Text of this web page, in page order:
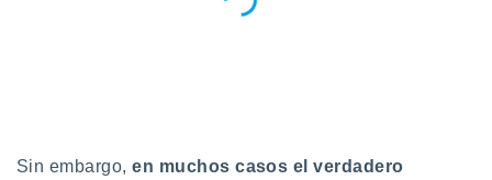
Sin embargo,en muchos casos el verdadero